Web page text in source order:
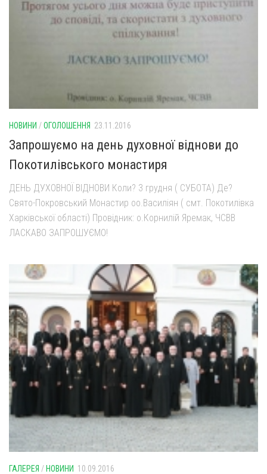
НОВИНИ /ОГОЛОШЕННЯ 23.11.2016
Запрошуємо на день духовної віднови до
Покотилівського монастиря
ДЕНЬ ДУХОВНОЇ ВІДНОВИ Коли? 3 грудня ( СУБОТА) Де?
Свято-Покровський Монастир оо.Василіян ( смт. Покотилівка
Харківської області) Провідник: о.Корнилій Яремак, ЧСВВ
ЛАСКАВО ЗАПРОШУЄМО!
ГАЛЕРЕЯ / НОВИНИ 10.09.2016